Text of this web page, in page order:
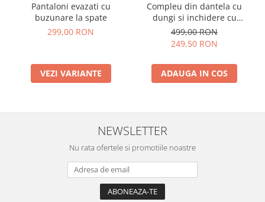
Pantaloni evazati cu
buzunare la spate
299,00 RON
VEZI VARIANTE
Compleu din dantela cu
dungi si inchidere cu
fermoar
499,00 RON
249,50 RON
ADAUGA IN COS
NEWSLETTER
Nu rata ofertele si promotiile noastre